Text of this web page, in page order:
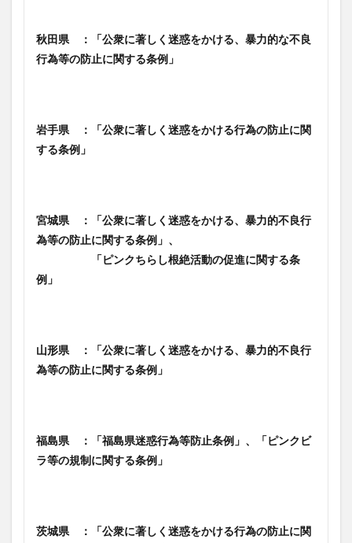
秋田県 ：「公衆に著しく迷惑をかける、暴力的な不良
行為等の防止に関する条例」
岩手県 ：「公衆に著しく迷惑をかける行為の防止に関
する条例」
宮城県 ：「公衆に著しく迷惑をかける、暴力的不良行
為等の防止に関する条例」、
「ピンクちらし根絶活動の促進に関する条
例」
山形県 ：「公衆に著しく迷惑をかける、暴力的不良行
為等の防止に関する条例」
福島県 ：「福島県迷惑行為等防止条例」、「ピンクビ
ラ等の規制に関する条例」
茨城県 ：「公衆に著しく迷惑をかける行為の防止に関